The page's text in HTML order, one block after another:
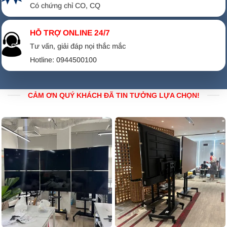
Điều chỉnh độ cao:Thay đổi tầm nhìn linh hoạt từ
1m2 đến 1m6 để phù hợp với không gian sử dụng.\
Có chứng chỉ CO, CQ
HỖ TRỢ ONLINE 24/7
Tư vấn, giải đáp nọi thắc mắc
Hotline: 0944500100
CẢM ƠN QUÝ KHÁCH ĐÃ TIN TƯỞNG LỰA CHỌN!